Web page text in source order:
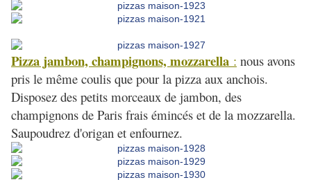
Pizza jambon, champignons, mozzarella : nous avons
pris le même coulis que pour la pizza aux anchois.
Disposez des petits morceaux de jambon, des
champignons de Paris frais émincés et de la mozzarella.
Saupoudrez d'origan et enfournez.